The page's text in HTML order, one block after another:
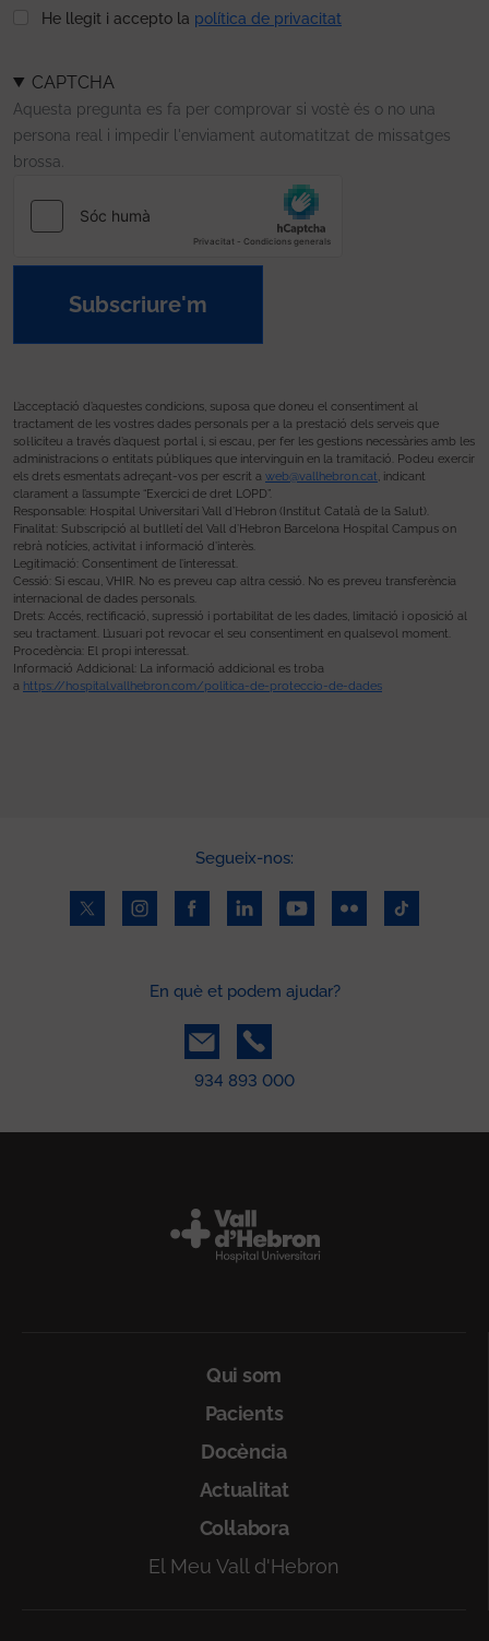
He llegit i accepto la política de privacitat
CAPTCHA
Aquesta pregunta es fa per comprovar si vostè és o no una
persona real i impedir l'enviament automatitzat de missatges
brossa.
Subscriure'm
L’acceptació d’aquestes condicions, suposa que doneu el consentiment al
tractament de les vostres dades personals per a la prestació dels serveis que
sol·liciteu a través d’aquest portal i, si escau, per fer les gestions necessàries amb les
administracions o entitats públiques que intervinguin en la tramitació. Podeu exercir
els drets esmentats adreçant-vos per escrit a web@vallhebron.cat, indicant
clarament a l’assumpte “Exercici de dret LOPD”.
Responsable: Hospital Universitari Vall d’Hebron (Institut Català de la Salut).
Finalitat: Subscripció al butlletí del Vall d’Hebron Barcelona Hospital Campus on
rebrà notícies, activitat i informació d’interès.
Legitimació: Consentiment de l’interessat.
Cessió: Si escau, VHIR. No es preveu cap altra cessió. No es preveu transferència
internacional de dades personals.
Drets: Accés, rectificació, supressió i portabilitat de les dades, limitació i oposició al
seu tractament. L’usuari pot revocar el seu consentiment en qualsevol moment.
Procedència: El propi interessat.
Informació Addicional: La informació addicional es troba
a https://hospital.vallhebron.com/politica-de-proteccio-de-dades
Segueix-nos:
En què et podem ajudar?
934 893 000
Qui som
Pacients
Docència
Actualitat
Col·labora
El Meu Vall d'Hebron